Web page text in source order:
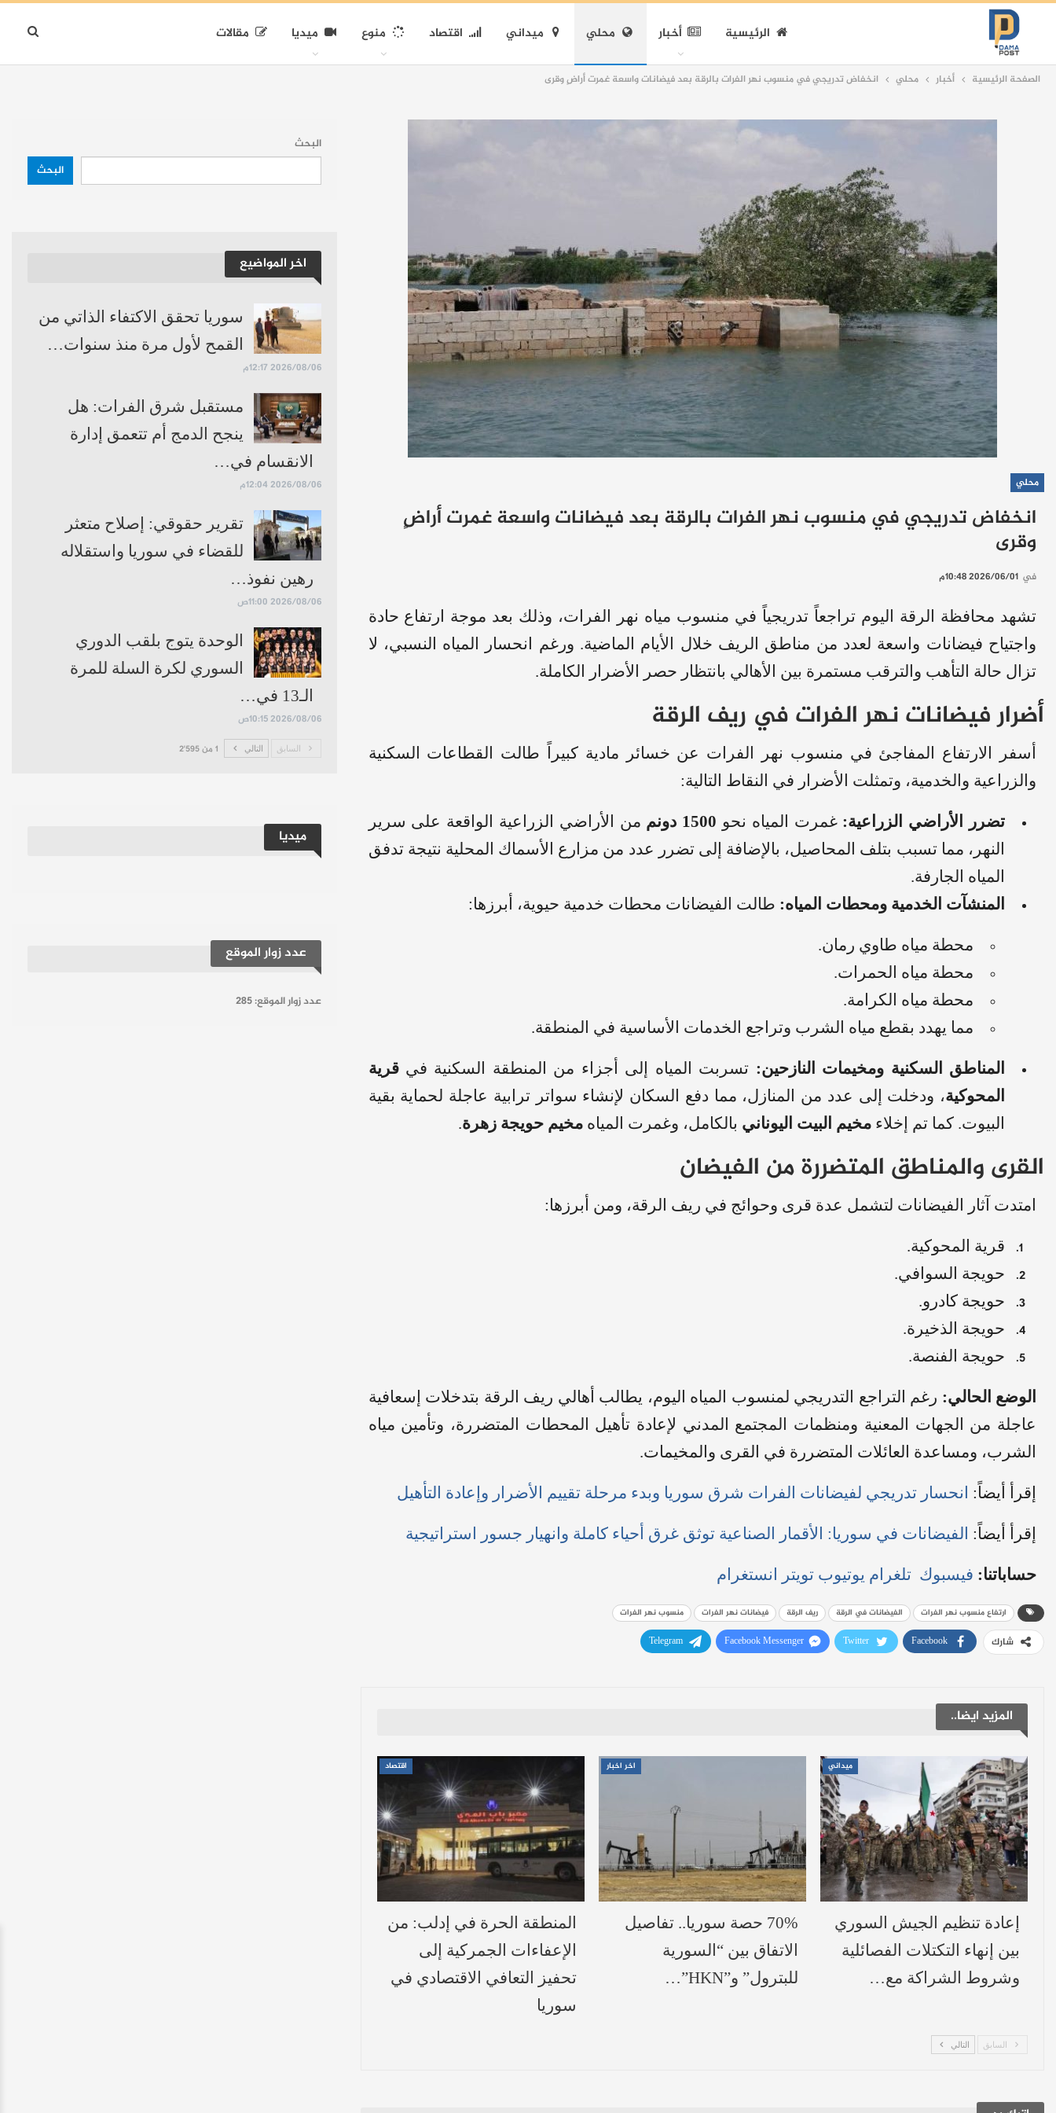
الرئيسية أخبار محلي ميداني اقتصاد منوع ميديا مقالات
الصفحة الرئيسية أخبار محلي انخفاض تدريجي في منسوب نهر الفرات بالرقة بعد فيضانات واسعة غمرت أراضٍ وقرى
محلي
انخفاض تدريجي في منسوب نهر الفرات بالرقة بعد فيضانات واسعة غمرت أراضٍ
وقرى
في 2026/06/01 10:48م
تشهد محافظة الرقة اليوم تراجعاً تدريجياً في منسوب مياه نهر الفرات، وذلك بعد موجة ارتفاع حادة
واجتياح فيضانات واسعة لعدد من مناطق الريف خلال الأيام الماضية. ورغم انحسار المياه النسبي، لا
تزال حالة التأهب والترقب مستمرة بين الأهالي بانتظار حصر الأضرار الكاملة.
أضرار فيضانات نهر الفرات في ريف الرقة
أسفر الارتفاع المفاجئ في منسوب نهر الفرات عن خسائر مادية كبيراً طالت القطاعات السكنية
والزراعية والخدمية، وتمثلت الأضرار في النقاط التالية:
تضرر الأراضي الزراعية: غمرت المياه نحو 1500 دونم
من الأراضي الزراعية الواقعة على سرير
النهر، مما تسبب بتلف المحاصيل، بالإضافة إلى تضرر عدد من مزارع الأسماك المحلية نتيجة تدفق
المياه الجارفة.
المنشآت الخدمية ومحطات المياه: طالت الفيضانات محطات خدمية حيوية، أبرزها:
محطة مياه طاوي رمان.
محطة مياه الحمرات.
محطة مياه الكرامة.
مما يهدد بقطع مياه الشرب وتراجع الخدمات الأساسية في المنطقة.
المناطق السكنية ومخيمات النازحين: تسربت المياه إلى أجزاء من المنطقة السكنية فيقرية
المحوكية، ودخلت إلى عدد من المنازل، مما دفع السكان لإنشاء سواتر ترابية عاجلة لحماية بقية
البيوت. كما تم إخلاء مخيم البيت اليوناني بالكامل، وغمرت المياه مخيم حويجة زهرة.
القرى والمناطق المتضررة من الفيضان
امتدت آثار الفيضانات لتشمل عدة قرى وحوائج في ريف الرقة، ومن أبرزها:
قرية المحوكية.
حويجة السوافي.
حويجة كادرو.
حويجة الذخيرة.
حويجة الفنصة.
الوضع الحالي: رغم التراجع التدريجي لمنسوب المياه اليوم، يطالب أهالي ريف الرقة بتدخلات إسعافية
عاجلة من الجهات المعنية ومنظمات المجتمع المدني لإعادة تأهيل المحطات المتضررة، وتأمين مياه
الشرب، ومساعدة العائلات المتضررة في القرى والمخيمات.
إقرأ أيضاً: انحسار تدريجي لفيضانات الفرات شرق سوريا وبدء مرحلة تقييم الأضرار وإعادة التأهيل
إقرأ أيضاً: الفيضانات في سوريا: الأقمار الصناعية توثق غرق أحياء كاملة وانهيار جسور استراتيجية
حساباتنا: فيسبوك تلغرام يوتيوب تويتر انستغرام
ارتفاع منسوب نهر الفرات الفيضانات في الرقة ريف الرقة فيضانات نهر الفرات منسوب نهر الفرات
شارك Facebook
Twitter
Facebook Messenger
Telegram
المزيد ايضا..
ميداني
إعادة تنظيم الجيش السوري
بين إنهاء التكتلات الفصائلية
وشروط الشراكة مع…
اخر اخبار
70% حصة سوريا.. تفاصيل
الاتفاق بين “السورية
للبترول” و”HKN”…
اقتصاد
المنطقة الحرة في إدلب: من
الإعفاءات الجمركية إلى
تحفيز التعافي الاقتصادي في
سوريا
السابق التالي
البحث
البحث
اخر المواضيع
سوريا تحقق الاكتفاء الذاتي من
القمح لأول مرة منذ سنوات…
2026/08/06 12:17م
مستقبل شرق الفرات: هل
ينجح الدمج أم تتعمق إدارة
الانقسام في…
2026/08/06 12:04م
تقرير حقوقي: إصلاح متعثر
للقضاء في سوريا واستقلاله
رهين نفوذ…
2026/08/06 11:00ص
الوحدة يتوج بلقب الدوري
السوري لكرة السلة للمرة
الـ13 في…
2026/08/06 10:15ص
السابق التالي 1 من 2٬595
ميديا
عدد زوار الموقع
عدد زوار الموقع:285